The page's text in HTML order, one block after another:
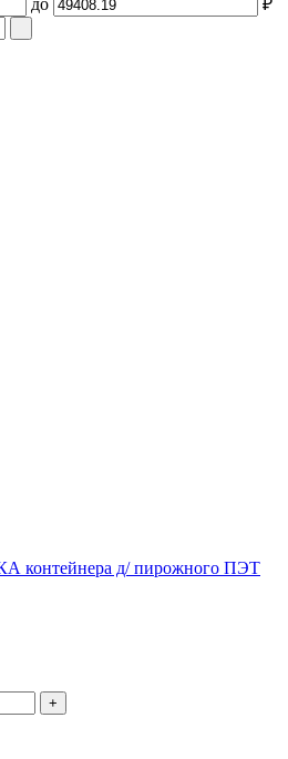
до ₽
контейнера д/ пирожного ПЭТ
+